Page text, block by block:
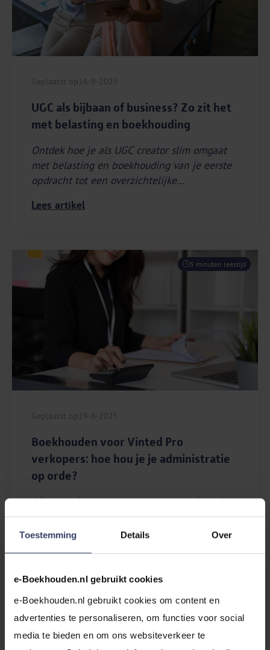
Toestemming Details Over
e-Boekhouden.nl gebruikt cookies
e-Boekhouden.nl gebruikt cookies om content en
advertenties te personaliseren, om functies voor social
media te bieden en om ons websiteverkeer te
Geplaatst op 16-9-2025
UGC als bijbaan of business? Zo zit het
met belasting en boekhouding
Ontdek hoe je als UGC creator slim omgaat
met belasting en boekhouding van je eerste
opdracht tot een overzichtelijke
Lees artikel
5 minuten leestijd
Geplaatst op 19-6-2025
Boekhouden voor Vinted Pro
verkopers: hoe hou je je administratie
op orde?
Alles wat je moet weten over administratie,
btw en inkomstenbelasting bij Vinted Pro.
Lees artikel
5 minuten leestijd